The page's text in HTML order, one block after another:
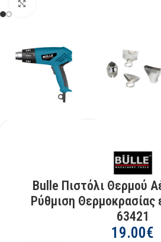
Bulle Πιστόλι Θερμού
Ρύθμιση Θερμοκρασίας
63421
19.00€